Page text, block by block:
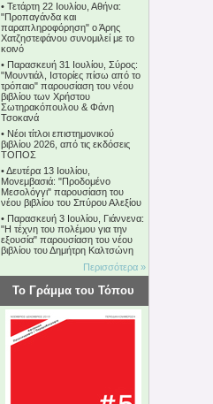
• Τετάρτη 22 Ιουλίου, Αθήνα:
"Προπαγάνδα και
παραπληροφόρηση" ο Άρης
Χατζηστεφάνου συνομιλεί με το
κοινό
• Παρασκευή 31 Ιουλίου, Σύρος:
"Μουντιάλ, Ιστορίες πίσω από το
τρόπαιο" παρουσίαση του νέου
βιβλίου των Χρήστου
Σωτηρακόπουλου & Φάνη
Τσοκανά
• Νέοι τίτλοι επιστημονικού
βιβλίου 2026, από τις εκδόσεις
ΤΟΠΟΣ
•Δευτέρα 13 Ιουλίου,
Μονεμβασιά: "Προδομένο
Μεσολόγγι" παρουσίαση του
νέου βιβλίου του Σπύρου Αλεξίου
• Παρασκευή 3 Ιουλίου, Γιάννενα:
"Η τέχνη του πολέμου για την
εξουσία" παρουσίαση του νέου
βιβλίου του Δημήτρη Καλτσώνη
Περισσότερα »
Το Γράμμα του Τόπου